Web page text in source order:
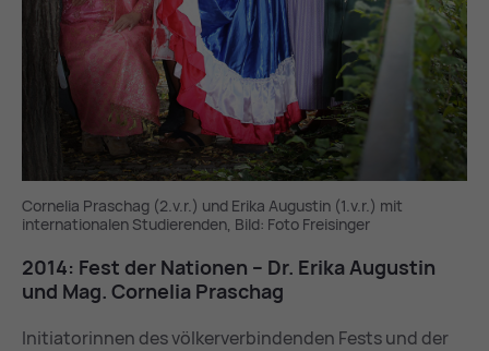
Cornelia Praschag (2.v.r.) und Erika Augustin (1.v.r.) mit
internationalen Studierenden, Bild: Foto Freisinger
2014: Fest der Na­tio­nen – Dr. Eri­ka Au­gus­tin
und Mag. Cor­ne­lia Pra­schag
Initiatorinnen des völkerverbindenden Fests und der